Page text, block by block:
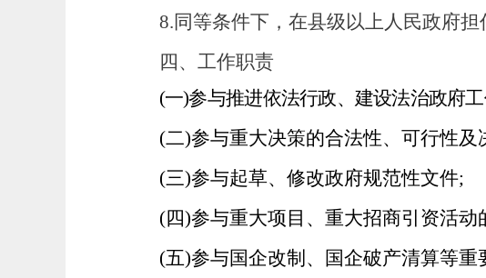
8.同等条件下，在县级以上人民政府担
四、工作职责
(一)参与推进依法行政、建设法治政府
(二)参与重大决策的合法性、可行性
(三)参与起草、修改政府规范性文件;
(四)参与重大项目、重大招商引资活
(五)参与国企改制、国企破产清算等重